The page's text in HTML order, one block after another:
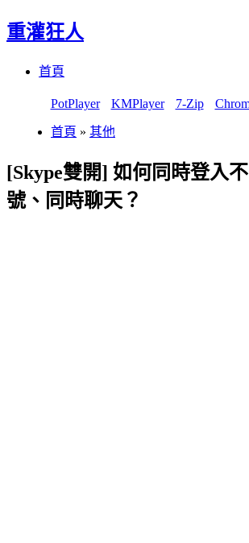
重灌狂人
首頁
PotPlayer KMPlayer 7-Zip
首頁 » 其他
[Skype雙開] 如何同時登入
號、同時聊天？